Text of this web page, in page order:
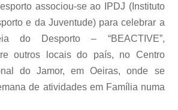
associou-se ao IPDJ (Instituto
e da Juventude) para celebrar a
do Desporto – “BEACTIVE”,
outros locais do país, no Centro
do Jamor, em Oeiras, onde se
de atividades em Família numa